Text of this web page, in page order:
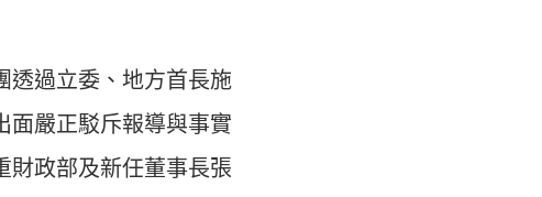
透過立委、地方首長施
面嚴正駁斥報導與事實
財政部及新任董事長張